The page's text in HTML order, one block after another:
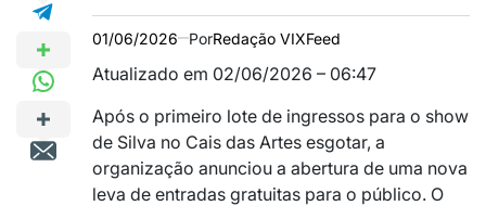
01/06/2026 PorRedação VIXFeed
Atualizado em 02/06/2026 – 06:47
Após o primeiro lote de ingressos para o show
de Silva no Cais das Artes esgotar, a
organização anunciou a abertura de uma nova
leva de entradas gratuitas para o público. O